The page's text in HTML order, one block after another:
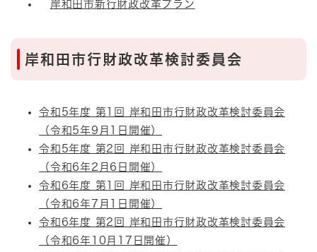
岸和田市新行財政改革プラン
岸和田市行財政改革検討委員会
令和5年度 第1回 岸和田市行財政改革検討委員会
（令和5年9月1日開催）
令和5年度 第2回 岸和田市行財政改革検討委員会
（令和6年2月6日開催）
令和6年度 第1回 岸和田市行財政改革検討委員会
（令和6年7月1日開催）
令和6年度 第2回 岸和田市行財政改革検討委員会
（令和6年10月17日開催）